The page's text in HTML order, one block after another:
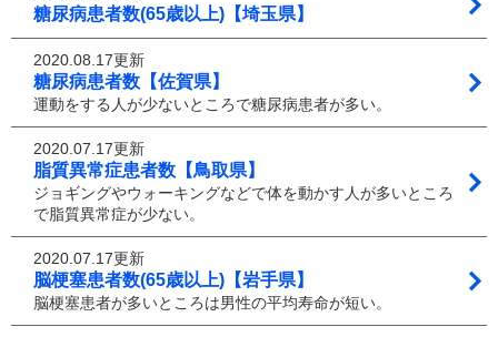
糖尿病患者数(65歳以上)【埼玉県】
2020.08.17更新
糖尿病患者数【佐賀県】
運動をする人が少ないところで糖尿病患者が多い。
2020.07.17更新
脂質異常症患者数【鳥取県】
ジョギングやウォーキングなどで体を動かす人が多いところ
で脂質異常症が少ない。
2020.07.17更新
脳梗塞患者数(65歳以上)【岩手県】
脳梗塞患者が多いところは男性の平均寿命が短い。